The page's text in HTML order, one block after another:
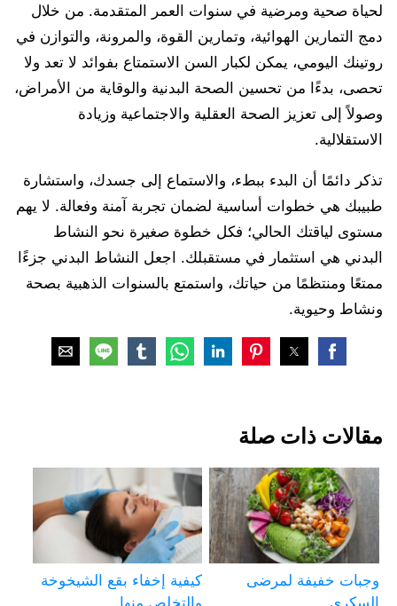
لحياة صحية ومرضية في سنوات العمر المتقدمة. من خلال
دمج التمارين الهوائية، وتمارين القوة، والمرونة، والتوازن في
روتينك اليومي، يمكن لكبار السن الاستمتاع بفوائد لا تعد ولا
تحصى، بدءًا من تحسين الصحة البدنية والوقاية من الأمراض،
وصولاً إلى تعزيز الصحة العقلية والاجتماعية وزيادة
الاستقلالية.
تذكر دائمًا أن البدء ببطء، والاستماع إلى جسدك، واستشارة
طبيبك هي خطوات أساسية لضمان تجربة آمنة وفعالة. لا يهم
مستوى لياقتك الحالي؛ فكل خطوة صغيرة نحو النشاط
البدني هي استثمار في مستقبلك. اجعل النشاط البدني جزءًا
ممتعًا ومنتظمًا من حياتك، واستمتع بالسنوات الذهبية بصحة
ونشاط وحيوية.
مقالات ذات صلة
وجبات خفيفة لمرضى
كيفية إخفاء بقع الشيخوخة